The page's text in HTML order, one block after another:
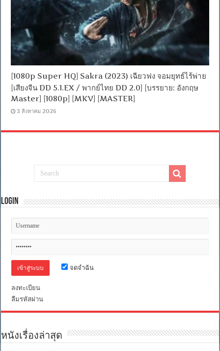
[1080p Super HQ] Sakra (2023) เฉียวฟง จอมยุทธ์ไร้พ่าย
[เสียงจีน DD 5.1.EX / พากย์ไทย DD 2.0] [บรรยาย: อังกฤษ
Master] [1080p] [MKV] [MASTER]
3 สิงหาคม 2026
Login
จดจำฉัน
ลงทะเบียน
ลืมรหัสผ่าน
หนังเรื่องล่าสุด